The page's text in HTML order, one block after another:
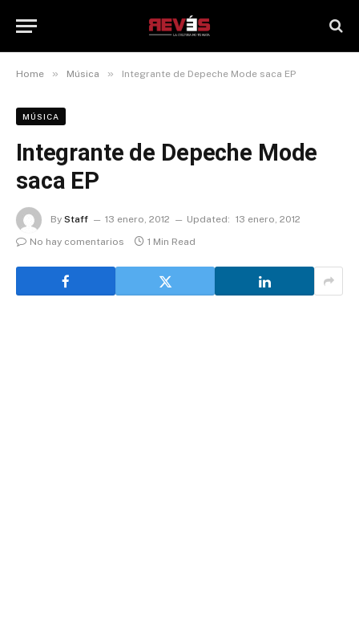
Home » Música » Integrante de Depeche Mode saca EP
MÚSICA
Integrante de Depeche Mode
saca EP
By Staff 13 enero, 2012 Updated: 13 enero, 2012
No hay comentarios
1 Min Read